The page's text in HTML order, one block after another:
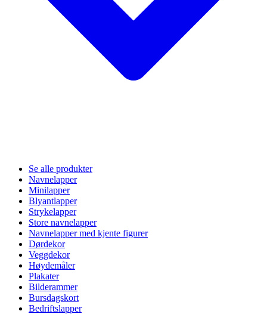
Se alle produkter
Navnelapper
Minilapper
Blyantlapper
Strykelapper
Store navnelapper
Navnelapper med kjente figurer
Dørdekor
Veggdekor
Høydemåler
Plakater
Bilderammer
Bursdagskort
Bedriftslapper